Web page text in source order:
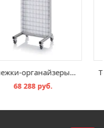
68 288 руб.